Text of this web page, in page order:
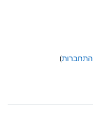
התחברות)